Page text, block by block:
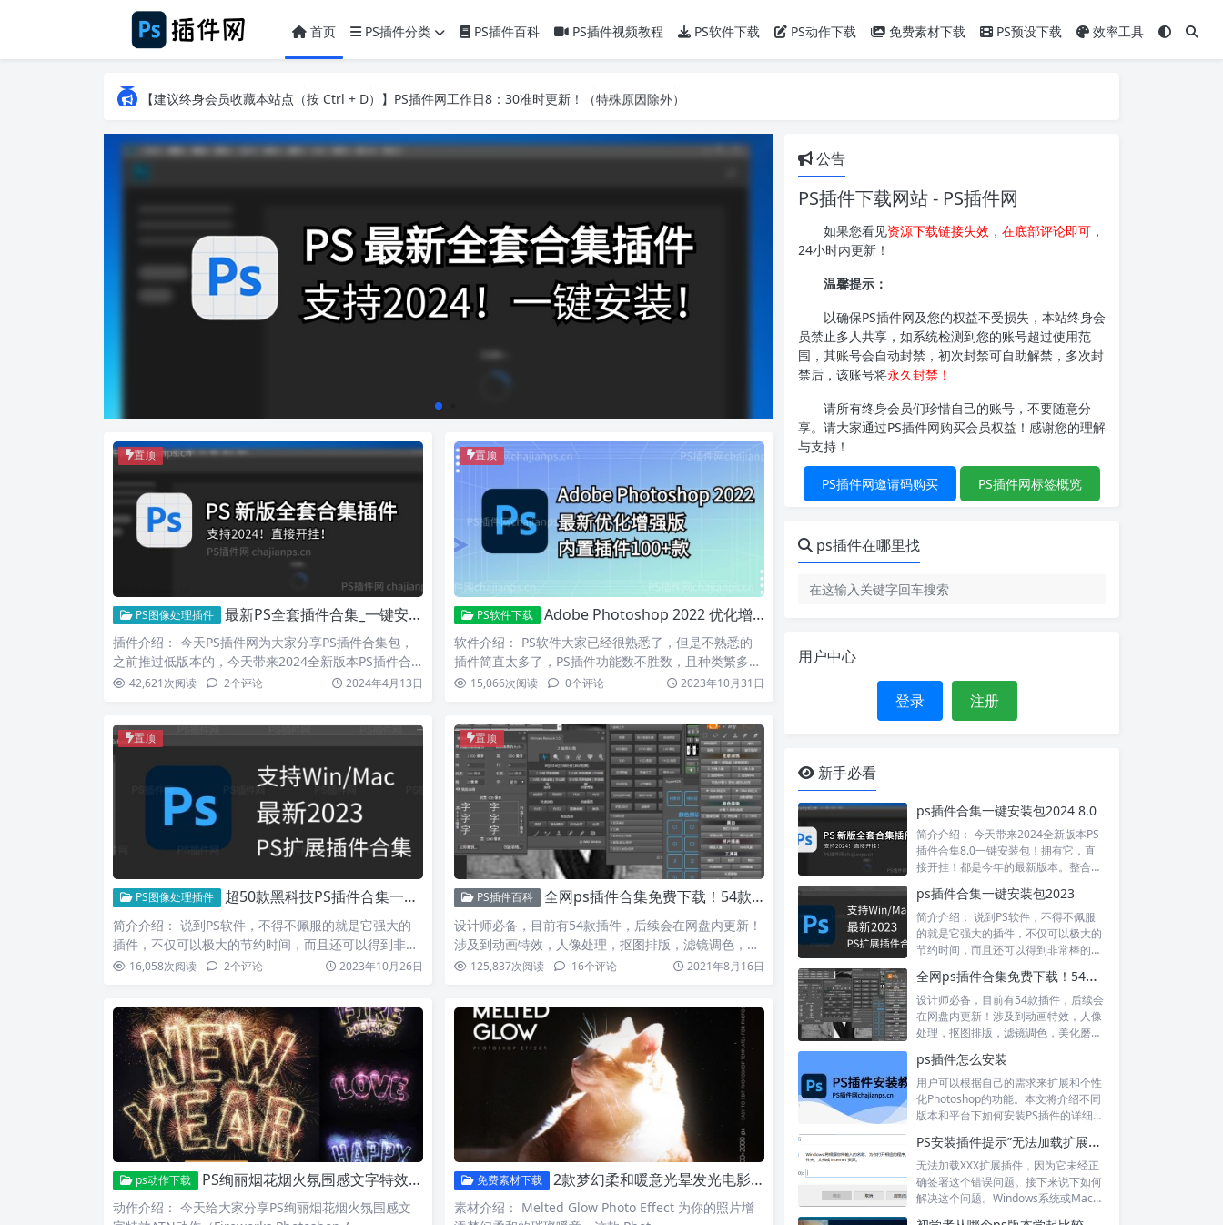
首页 PS插件分类 PS插件百科 PS插件视频教程 PS软件下载 PS动作下载 免费素材下载 PS预设下载
效率工具
【建议终身会员收藏本站点（按 Ctrl + D）】PS插件网工作日8：30准时更新！（特殊原因除外）
【建议终身会员收藏本站点（按 Ctrl + D）】PS插件网工作日8：30准时更新！（特殊原因除外）
置顶
PS图像处理插件 最新PS全套插件合集_一键安装直接开挂_支持PS2024！
插件介绍： 今天PS插件网为大家分享PS插件合集包，
之前推过低版本的，今天带来2024全新版本PS插件合
集8….42,621次阅读 2个评论 2024年4月13日
置顶
PS软件下载 Adobe Photoshop 2022 优化增强版_内置100+款插件！
软件介绍： PS软件大家已经很熟悉了，但是不熟悉的
插件简直太多了，PS插件功能数不胜数，且种类繁多；
不知道大家…
15,066次阅读 0个评论 2023年10月31日
置顶
PS图像处理插件 超50款黑科技PS插件合集一键安装包_支持2023版本！
简介介绍： 说到PS软件，不得不佩服的就是它强大的
插件，不仅可以极大的节约时间，而且还可以得到非常
棒的效果，P…
16,058次阅读 2个评论 2023年10月26日
置顶
PS插件百科 全网ps插件合集免费下载！54款Photoshop插件！后续会更新！
设计师必备，目前有54款插件，后续会在网盘内更新！
涉及到动画特效，人像处理，抠图排版，滤镜调色，美
化磨皮等等 …
125,837次阅读 16个评论 2021年8月16日
ps动作下载 PS绚丽烟花烟火氛围感文字特效ATN动作 Fireworks Photoshop Action
动作介绍： 今天给大家分享PS绚丽烟花烟火氛围感文
免费素材下载 2款梦幻柔和暖意光晕发光电影级光影氛围滤镜特效样机PSD模板
素材介绍： Melted Glow Photo Effect 为你的照片增
公告
PS插件下载网站 - PS插件网
如果您看见资源下载链接失效，在底部评论即可 ，
24小时内更新！
温馨提示：
以确保PS插件网及您的权益不受损失，本站终身会
员禁止多人共享，如系统检测到您的账号超过使用范
围，其账号会自动封禁，初次封禁可自助解禁，多次封
禁后，该账号将永久封禁！
请所有终身会员们珍惜自己的账号，不要随意分
享。请大家通过PS插件网购买会员权益！感谢您的理解
与支持！
PS插件网邀请码购买 PS插件网标签概览
ps插件在哪里找
用户中心
登录 注册
新手必看
ps插件合集一键安装包2024 8.0
简介介绍： 今天带来2024全新版本PS
插件合集8.0一键安装包！拥有它，直
接开挂！都是今年的最新版本。整合全
ps插件合集一键安装包2023
简介介绍： 说到PS软件，不得不佩服
的就是它强大的插件，不仅可以极大的
节约时间，而且还可以得到非常棒的效
全网ps插件合集免费下载！54款Photoshop插件！
设计师必备，目前有54款插件，后续会
在网盘内更新！涉及到动画特效，人像
处理，抠图排版，滤镜调色，美化磨皮
ps插件怎么安装
用户可以根据自己的需求来扩展和个性
化Photoshop的功能。本文将介绍不同
版本和平台下如何安装PS插件的详细步
PS安装插件提示”无法加载扩展未经正确签署问题”问题的解决办法
无法加载XXX扩展插件，因为它未经正
确签署这个错误问题。接下来说下如何
解决这个问题。Windows系统或Mac系